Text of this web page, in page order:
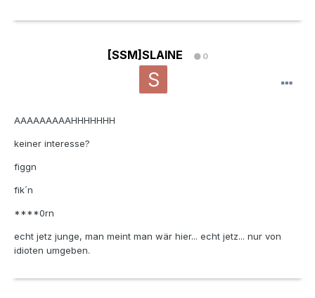
[SSM]SLAINE 0
AAAAAAAAAHHHHHHH
keiner interesse?
figgn
fik´n
****0rn
echt jetz junge, man meint man wär hier... echt jetz... nur von
idioten umgeben.